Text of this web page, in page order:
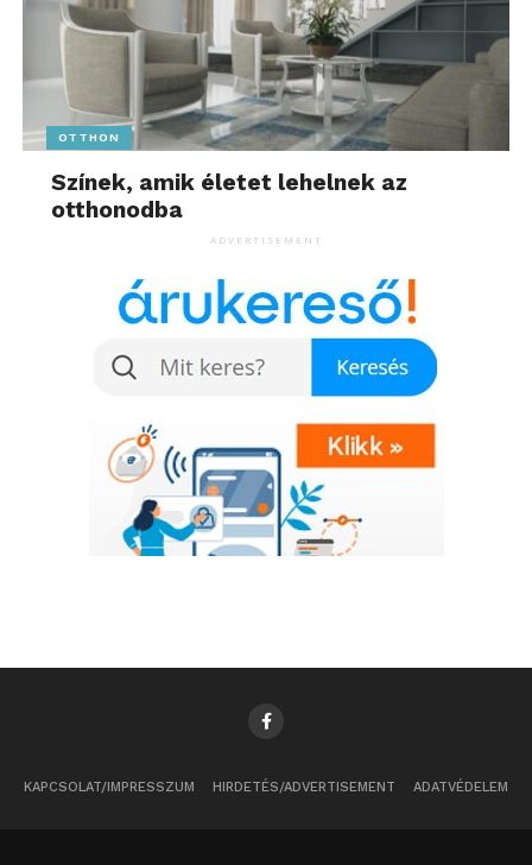
OTTHON
Színek, amik életet lehelnek az
otthonodba
ADVERTISEMENT
KAPCSOLAT/IMPRESSZUM HIRDETÉS/ADVERTISEMENT ADATVÉDELEM